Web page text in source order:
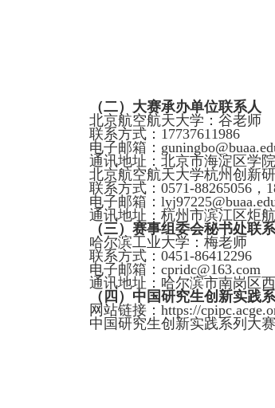
（二）大赛承办单位联系人
北京航空航天大学：谷老师
联系方式： 17737611986
电子邮箱：
通讯地址：北京市海淀区学
北京航空航天大学杭州创新
联系方式：0571-88265056 ，
电子邮箱：
通讯地址：杭州市滨江区炬
（三）赛事组委会秘书处联
哈尔滨工业大学：梅老师
联系方式：0451-86412296
电子邮箱：cpridc@163.com
通讯地址：哈尔滨市南岗区
（四）中国研究生创新实践
网站链接：https://
中国研究生创新实践系列大